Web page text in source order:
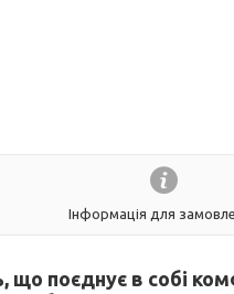
Інформація для
що поєднує в собі